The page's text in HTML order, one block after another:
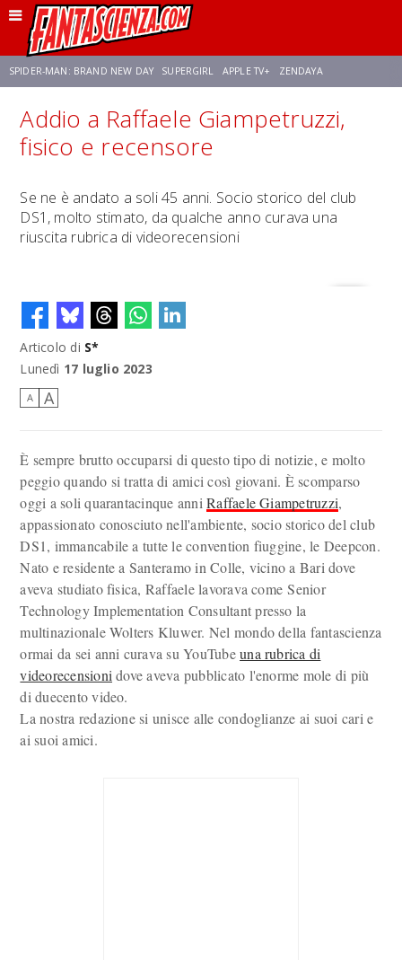
SPIDER-MAN: BRAND NEW DAY SUPERGIRL APPLE TV+ ZENDAYA
FRANCO RICCIARDIELLO AVENGERS: DOOMSDAY STAR TREK NETFLIX
Addio a Raffaele Giampetruzzi,
fisico e recensore
Se ne è andato a soli 45 anni. Socio storico del club
DS1, molto stimato, da qualche anno curava una
riuscita rubrica di videorecensioni
Articolo di S*
Lunedì 17 luglio 2023
A A
È sempre brutto occuparsi di questo tipo di notizie, e molto
peggio quando si tratta di amici così giovani. È scomparso
oggi a soli quarantacinque anniRaffaele Giampetruzzi,
appassionato conosciuto nell'ambiente, socio storico del club
DS1, immancabile a tutte le convention fiuggine, le Deepcon.
Nato e residente a Santeramo in Colle, vicino a Bari dove
aveva studiato fisica, Raffaele lavorava come Senior
Technology Implementation Consultant presso la
multinazionale Wolters Kluwer. Nel mondo della fantascienza
ormai da sei anni curava su YouTubeuna rubrica di
videorecensioni dove aveva pubblicato l'enorme mole di più
di duecento video.
La nostra redazione si unisce alle condoglianze ai suoi cari e
ai suoi amici.